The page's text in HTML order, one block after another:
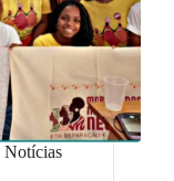
Notícias